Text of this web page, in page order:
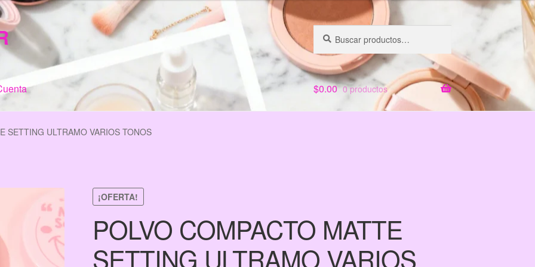
por:
de CompraMy AccountTerms & Conditions
$0.00 0 productos
SETTING ULTRAMO VARIOS TONOS
¡OFERTA!
POLVO COMPACTO MATTE
SETTING ULTRAMO VARIOS